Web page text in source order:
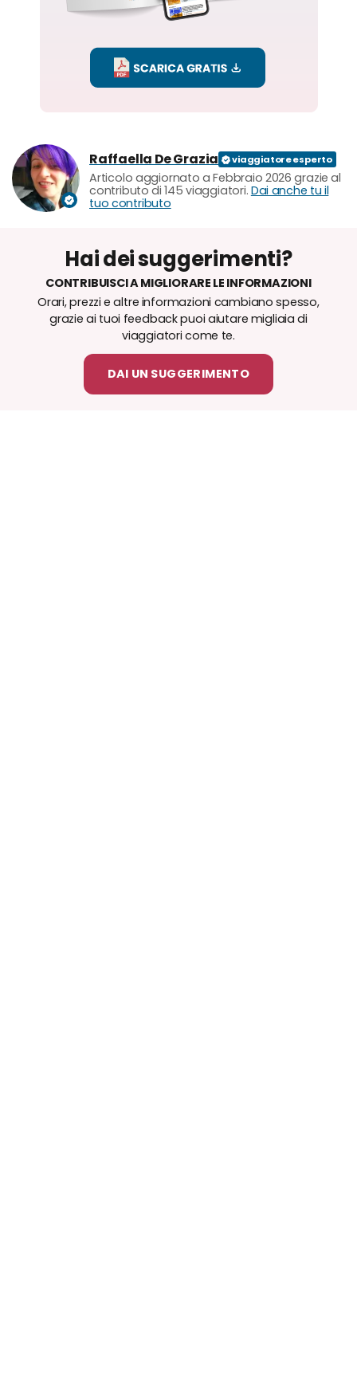
Raffaella De Grazia
Articolo aggiornato a Febbraio 2026 grazie al
contributo di 145 viaggiatori. Dai anche tu il
tuo contributo
Hai dei suggerimenti?
CONTRIBUISCI A MIGLIORARE LE INFORMAZIONI
Orari, prezzi e altre informazioni cambiano spesso,
grazie ai tuoi feedback puoi aiutare migliaia di
viaggiatori come te.
DAI UN SUGGERIMENTO